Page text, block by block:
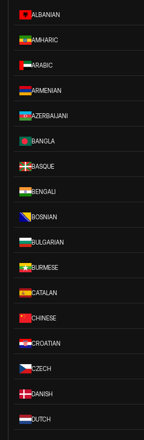
ALBANIAN
AMHARIC
ARABIC
ARMENIAN
AZERBAIJANI
BANGLA
BASQUE
BENGALI
BOSNIAN
BULGARIAN
BURMESE
CATALAN
CHINESE
CROATIAN
CZECH
DANISH
DUTCH